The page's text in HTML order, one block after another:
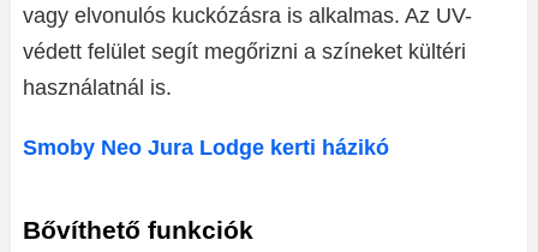
vagy elvonulós kuckózásra is alkalmas. Az UV-
védett felület segít megőrizni a színeket kültéri
használatnál is.
Smoby Neo Jura Lodge kerti házikó
Bővíthető funkciók